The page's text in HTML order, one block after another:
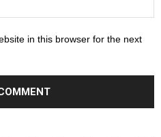
in this browser for the next